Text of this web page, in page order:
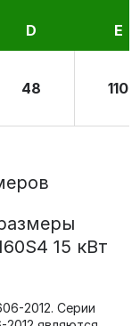
D E
48 110
15 кВт
2012. Серии